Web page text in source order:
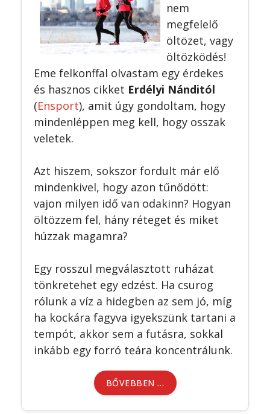
nem
megfelelő
öltözet, vagy
öltözködés!
Eme felkonffal olvastam egy érdekes
és hasznos cikket Erdélyi Nánditól
(Ensport), amit úgy gondoltam, hogy
mindenléppen meg kell, hogy osszak
veletek.
Azt hiszem, sokszor fordult már elő
mindenkivel, hogy azon tűnődött:
vajon milyen idő van odakinn? Hogyan
öltözzem fel, hány réteget és miket
húzzak magamra?
Egy rosszul megválasztott ruházat
tönkretehet egy edzést. Ha csurog
rólunk a víz a hidegben az sem jó, míg
ha kockára fagyva igyekszünk tartani a
tempót, akkor sem a futásra, sokkal
inkább egy forró teára koncentrálunk.
BŐVEBBEN …